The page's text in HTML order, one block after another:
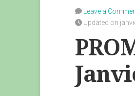
Leave a
Updated on